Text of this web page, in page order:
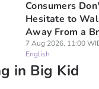
Consumers
Hesitate to
Away From a
7 Aug 2026, 11:00
English
in Big Kid